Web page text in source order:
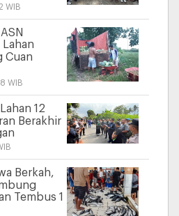
WIB
Lahan
Cuan
WIB
12
Berakhir
Berkah,
Tembus 1